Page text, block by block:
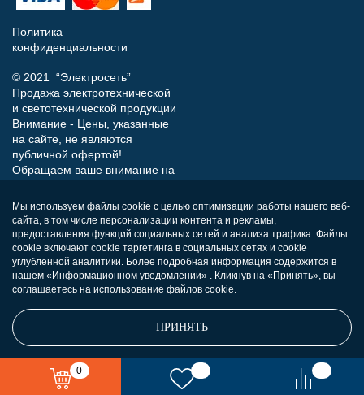
Политика
конфиденциальности
© 2021 “Электросеть”
Продажа электротехнической
и светотехнической продукции
Внимание - Цены, указанные
на сайте, не являются
публичной офертой!
Обращаем ваше внимание на
носит исключительно
информационный характер и
ни при каких условиях не
является публичной офертой,
определяемой положениями
Статьи 437 (п.2) Гражданского
кодекса РФ.
0
Мы используем файлы cookie с целью оптимизации работы нашего веб-
сайта, в том числе персонализации контента и рекламы,
предоставления функций социальных сетей и анализа трафика. Файлы
cookie включают cookie таргетинга в социальных сетях и cookie
углубленной аналитики. Более подробная информация содержится в
нашем «Информационном уведомлении» . Кликнув на «Принять», вы
соглашаетесь на использование файлов cookie.
ПРИНЯТЬ